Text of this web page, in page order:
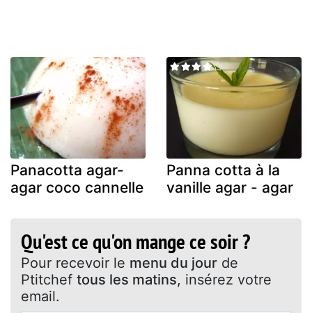
Panacotta agar-
agar coco cannelle
Panna cotta à la
vanille agar - agar
Qu'est ce qu'on mange ce soir ?
Pour recevoir le menu du jour de
Ptitchef tous les matins, insérez votre
email.